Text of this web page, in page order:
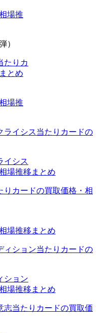
場推
）
場推
イシス
場推移まとめ
場推移まとめ
ション
場推移まとめ